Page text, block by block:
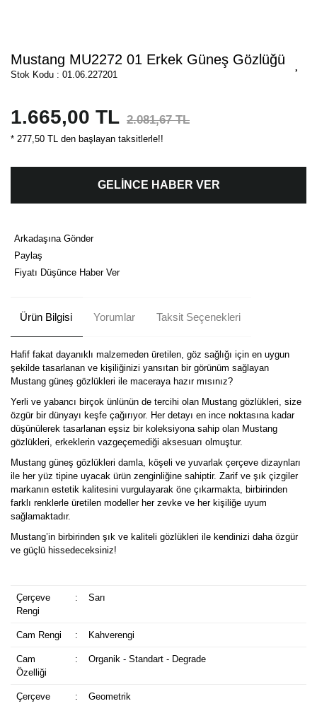
Mustang MU2272 01 Erkek Güneş Gözlüğü
Stok Kodu : 01.06.227201
1.665,00 TL 2.081,67 TL
* 277,50 TL den başlayan taksitlerle!!
GELİNCE HABER VER
Arkadaşına Gönder
Paylaş
Fiyatı Düşünce Haber Ver
Ürün Bilgisi Yorumlar Taksit Seçenekleri
Hafif fakat dayanıklı malzemeden üretilen, göz sağlığı için en uygun
şekilde tasarlanan ve kişiliğinizi yansıtan bir görünüm sağlayan
Mustang güneş gözlükleri ile maceraya hazır mısınız?
Yerli ve yabancı birçok ünlünün de tercihi olan Mustang gözlükleri, size
özgür bir dünyayı keşfe çağırıyor. Her detayı en ince noktasına kadar
düşünülerek tasarlanan eşsiz bir koleksiyona sahip olan Mustang
gözlükleri, erkeklerin vazgeçemediği aksesuarı olmuştur.
Mustang güneş gözlükleri damla, köşeli ve yuvarlak çerçeve dizaynları
ile her yüz tipine uyacak ürün zenginliğine sahiptir. Zarif ve şık çizgiler
markanın estetik kalitesini vurgulayarak öne çıkarmakta, birbirinden
farklı renklerle üretilen modeller her zevke ve her kişiliğe uyum
sağlamaktadır.
Mustang’in birbirinden şık ve kaliteli gözlükleri ile kendinizi daha özgür
ve güçlü hissedeceksiniz!
Çerçeve
Rengi
: Sarı
Cam Rengi : Kahverengi
Cam
Özelliği
: Organik - Standart - Degrade
Çerçeve
: Geometrik